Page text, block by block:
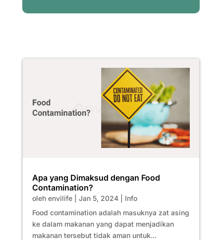
Apa yang Dimaksud dengan Food
Contamination?
oleh envilife| Jan 5, 2024| Info
Food contamination adalah masuknya zat asing
ke dalam makanan yang dapat menjadikan
makanan tersebut tidak aman untuk...